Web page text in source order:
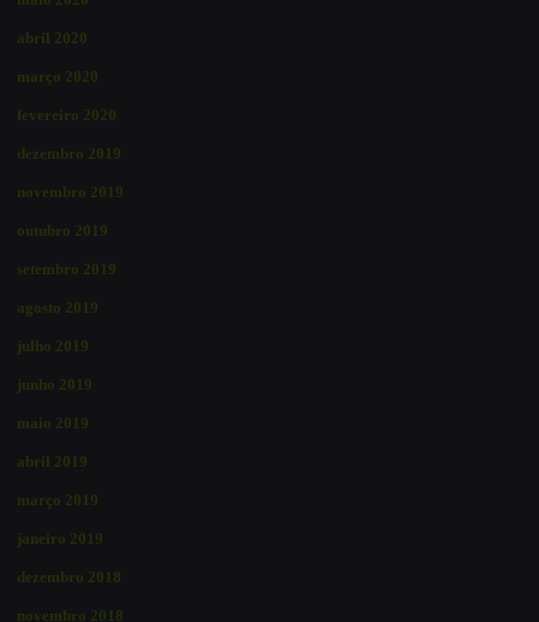
abril 2020
março 2020
fevereiro 2020
dezembro 2019
novembro 2019
outubro 2019
setembro 2019
agosto 2019
julho 2019
junho 2019
maio 2019
abril 2019
março 2019
janeiro 2019
dezembro 2018
novembro 2018